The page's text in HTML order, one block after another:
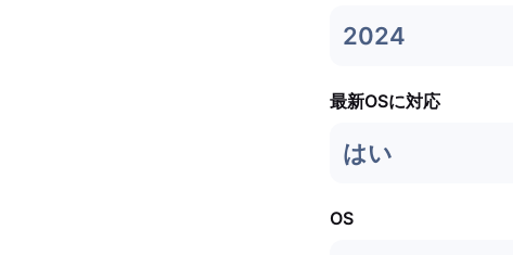
2024
最新OSに対応
はい
OS